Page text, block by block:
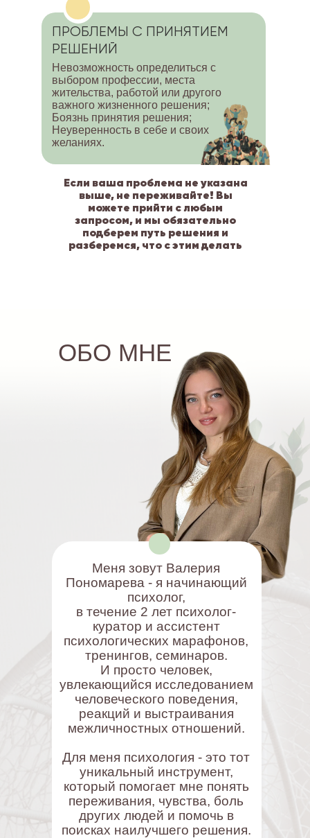
ПРОБЛЕМЫ С ПРИНЯТИЕМ
РЕШЕНИЙ
Невозможность определиться с
выбором профессии, места
жительства, работой или другого
важного жизненного решения;
Боязнь принятия решения;
Неуверенность в себе и своих
желаниях.
Если ваша проблема не указана
выше, не переживайте! Вы
можете прийти с любым
запросом, и мы обязательно
подберем путь решения и
разберемся, что с этим делать
ОБО МНЕ
Меня зовут Валерия
Пономарева - я начинающий
психолог,
в течение 2 лет психолог-
куратор и ассистент
психологических марафонов,
тренингов, семинаров.
И просто человек,
увлекающийся исследованием
человеческого поведения,
реакций и выстраивания
межличностных отношений.
Для меня психология - это тот
уникальный инструмент,
который помогает мне понять
переживания, чувства, боль
других людей и помочь в
поисках наилучшего решения.